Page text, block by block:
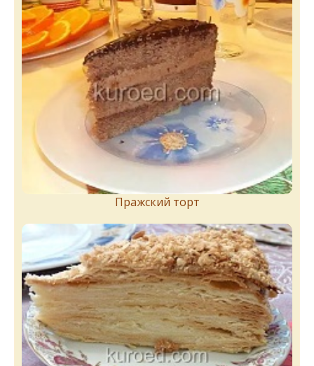
Пражский торт